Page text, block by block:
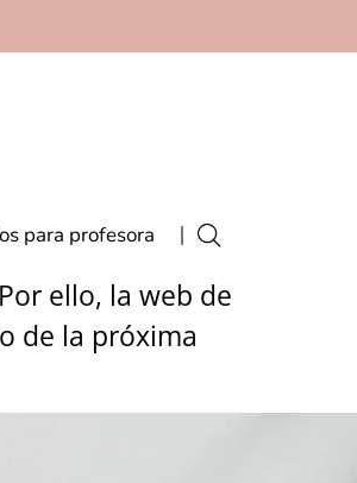
para profesora
ello, la web de
de la próxima